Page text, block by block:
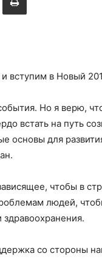
вступим в Новый
Но я верю,
встать на путь
основы для
чтобы в
людей,
здравоохранения.
со стороны